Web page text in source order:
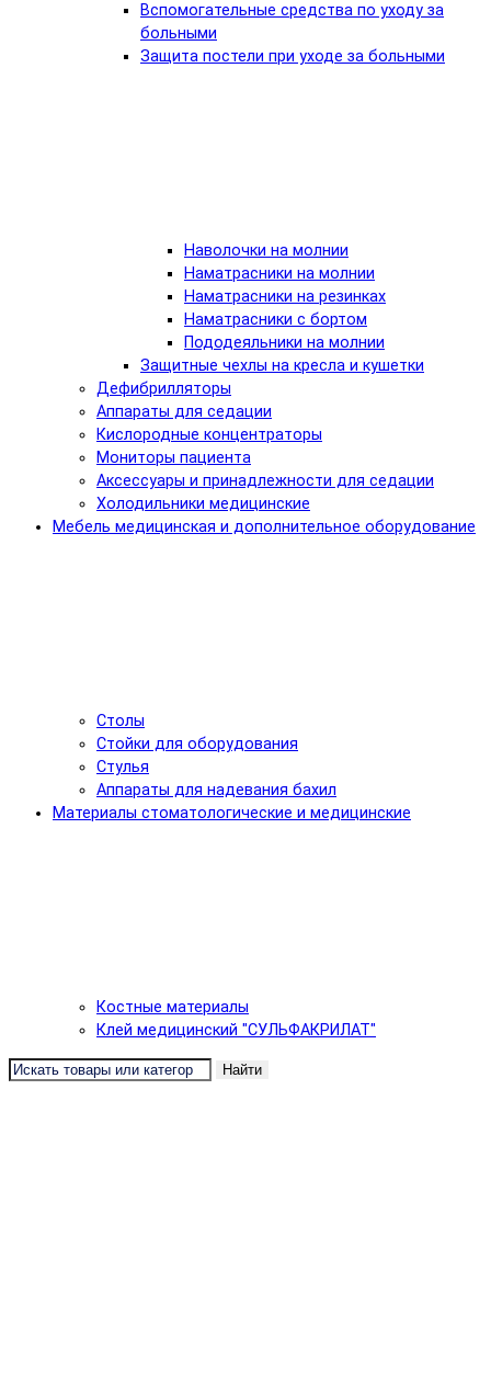
Вспомогательные средства по уходу за
больными
Защита постели при уходе за больными
Наволочки на молнии
Наматрасники на молнии
Наматрасники на резинках
Наматрасники с бортом
Пододеяльники на молнии
Защитные чехлы на кресла и кушетки
Дефибрилляторы
Аппараты для седации
Кислородные концентраторы
Мониторы пациента
Аксессуары и принадлежности для седации
Холодильники медицинские
Мебель медицинская и дополнительное оборудование
Столы
Стойки для оборудования
Стулья
Аппараты для надевания бахил
Материалы стоматологические и медицинские
Костные материалы
Клей медицинский "СУЛЬФАКРИЛАТ"
Найти